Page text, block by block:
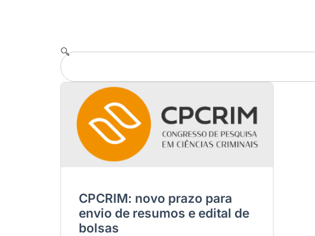
CPCRIM: novo prazo para
envio de resumos e edital de
bolsas